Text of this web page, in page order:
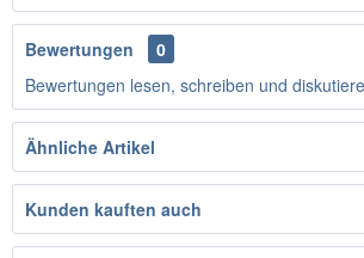
Bewertungen
0
Bewertungen lesen, schreiben und
Ähnliche Artikel
Kunden kauften auch